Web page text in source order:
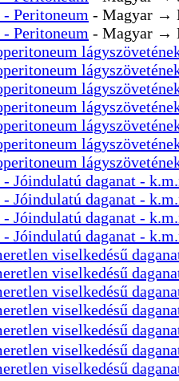
Peritoneum - Magyar →
Peritoneum - Magyar →
Jóindulatú daganat -
Jóindulatú daganat -
Jóindulatú daganat -
Jóindulatú daganat -
viselkedésű
viselkedésű
viselkedésű
viselkedésű
viselkedésű
viselkedésű
viselkedésű